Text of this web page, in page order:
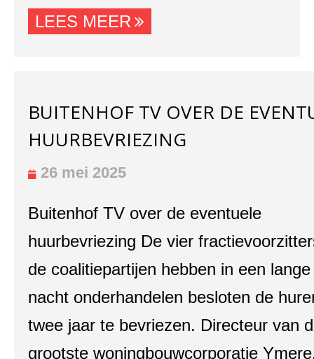
LEES MEER
BUITENHOF TV OVER DE
HUURBEVRIEZING
26 mei 2025
Buitenhof TV over de eventuele
huurbevriezing De vier
de coalitiepartijen hebben in een lange
nacht onderhandelen besloten de
twee jaar te bevriezen. Directeur van
grootste woningbouwcorporatie